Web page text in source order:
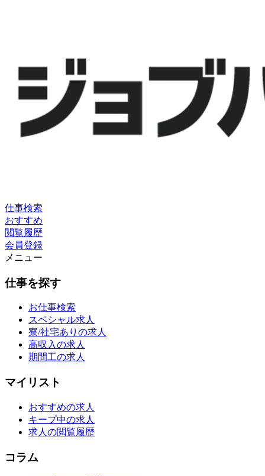
仕事検索
おすすめ
閲覧履歴
会員登録
メニュー
仕事を探す
お仕事検索
スペシャル求人
寮/社宅ありの求人
高収入の求人
期間工の求人
マイリスト
おすすめの求人
キープ中の求人
求人の閲覧履歴
コラム